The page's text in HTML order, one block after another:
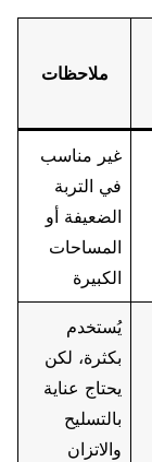
ملاحظات
غير مناسب
في التربة
الضعيفة أو
المساحات
الكبيرة
يُستخدم
بكثرة، لكن
يحتاج عناية
بالتسليح
والاتزان